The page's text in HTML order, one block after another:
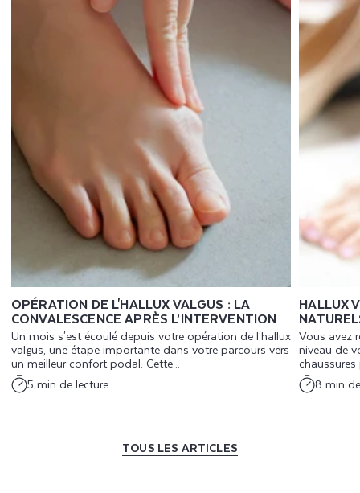
OPÉRATION DE L'HALLUX VALGUS : LA
CONVALESCENCE APRÈS L’INTERVENTION
Un mois s'est écoulé depuis votre opération de l'hallux
valgus, une étape importante dans votre parcours vers
un meilleur confort podal. Cette...
5 min de lecture
HALLUX
Vous avez
niveau de
8 min
TOUS LES ARTICLES